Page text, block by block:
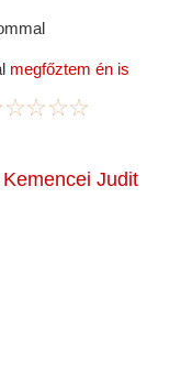
megfőztem én is
Kemencei Judit